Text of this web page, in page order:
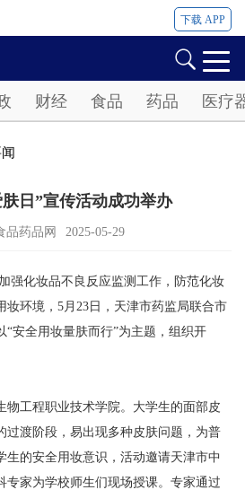
下载 APP
财经 食品 药品 医疗
肤日”宣传活动成功举办
品药品网 2025-05-29
化妆品不良反应监测工作，防范化妆
妆环境，5月23日，天津市药监局联合市
“安全用妆量肤而行”为主题，组织开
工程职业技术学院。大学生的面部皮
过渡阶段，易出现多种皮肤问题，为普
生的安全用妆意识，活动邀请天津市中
专家为学校师生们现场授课。专家通过